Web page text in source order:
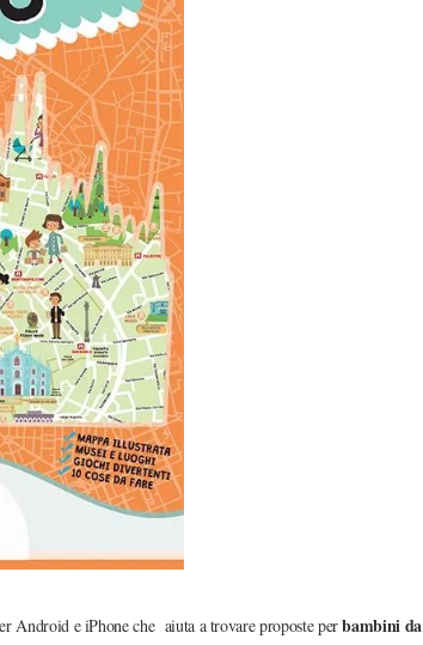
Android e iPhone che aiuta a trovare proposte perbambini da